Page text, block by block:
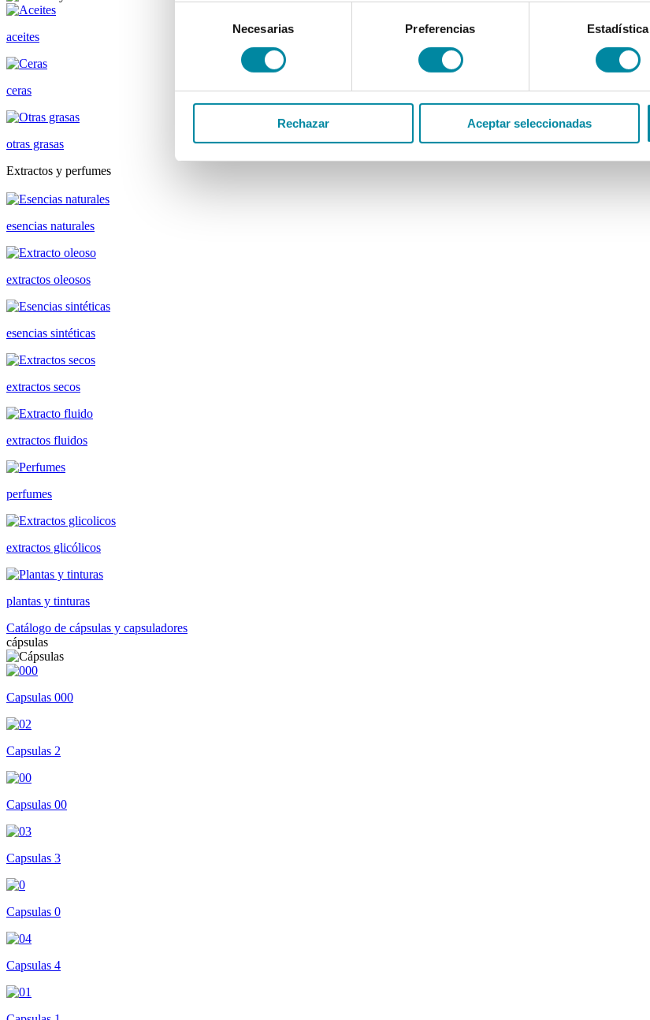
consentimiento
Necesarias Preferencias Estadística
Rechazar Aceptar seleccionadas
aceites
ceras
otras grasas
Extractos y perfumes
esencias naturales
extractos oleosos
esencias sintéticas
extractos secos
extractos fluidos
perfumes
extractos glicólicos
plantas y tinturas
Catálogo de cápsulas y capsuladores
cápsulas
Capsulas 000
Capsulas 2
Capsulas 00
Capsulas 3
Capsulas 0
Capsulas 4